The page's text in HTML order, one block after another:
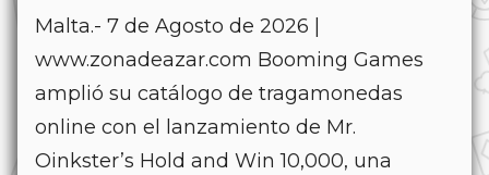
Malta.- 7 de Agosto de 2026 |
www.zonadeazar.com Booming Games
amplió su catálogo de tragamonedas
online con el lanzamiento de Mr.
Oinkster’s Hold and Win 10,000, una